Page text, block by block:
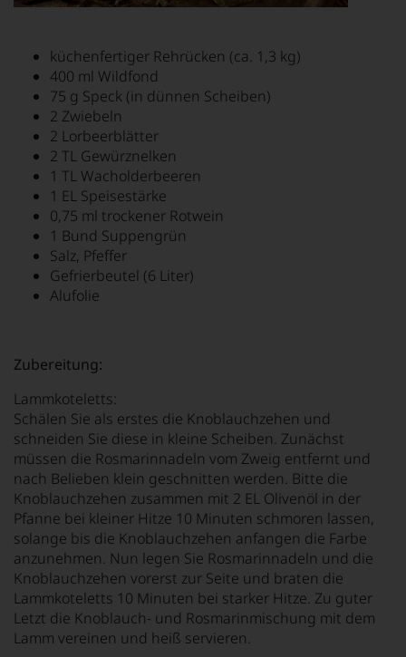
küchenfertiger Rehrücken (ca. 1,3 kg)
400 ml Wildfond
75 g Speck (in dünnen Scheiben)
2 Zwiebeln
2 Lorbeerblätter
2 TL Gewürznelken
1 TL Wacholderbeeren
1 EL Speisestärke
0,75 ml trockener Rotwein
1 Bund Suppengrün
Salz, Pfeffer
Gefrierbeutel (6 Liter)
Alufolie
Zubereitung:
Lammkoteletts:
Schälen Sie als erstes die Knoblauchzehen und
schneiden Sie diese in kleine Scheiben. Zunächst
müssen die Rosmarinnadeln vom Zweig entfernt und
nach Belieben klein geschnitten werden. Bitte die
Knoblauchzehen zusammen mit 2 EL Olivenöl in der
Pfanne bei kleiner Hitze 10 Minuten schmoren lassen,
solange bis die Knoblauchzehen anfangen die Farbe
anzunehmen. Nun legen Sie Rosmarinnadeln und die
Knoblauchzehen vorerst zur Seite und braten die
Lammkoteletts 10 Minuten bei starker Hitze. Zu guter
Letzt die Knoblauch- und Rosmarinmischung mit dem
Lamm vereinen und heiß servieren.